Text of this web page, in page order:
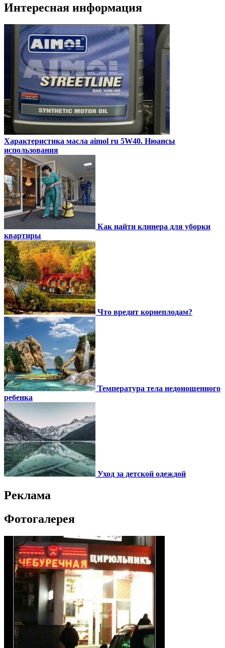
Интересная информация
Характеристика масла aimol ru 5W40. Нюансы
использования
Как найти клинера для уборки
квартиры
Что вредит корнеплодам?
Температура тела недоношенного
ребенка
Уход за детской одеждой
Реклама
Фотогалерея